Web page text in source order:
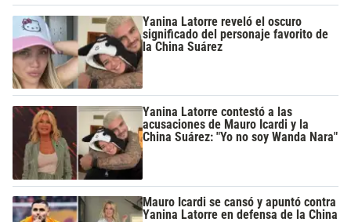
Yanina Latorre reveló el oscuro
significado del personaje favorito de
la China Suárez
Yanina Latorre contestó a las
acusaciones de Mauro Icardi y la
China Suárez: "Yo no soy Wanda Nara"
Mauro Icardi se cansó y apuntó contra
Yanina Latorre en defensa de la China